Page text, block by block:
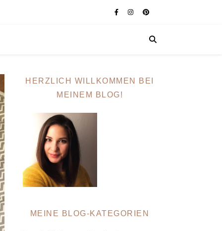
HERZLICH WILLKOMMEN BEI
MEINEM BLOG!
MEINE BLOG-KATEGORIEN